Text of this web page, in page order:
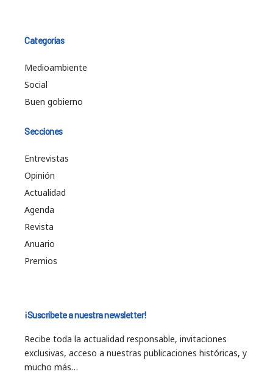
Categorías
Medioambiente
Social
Buen gobierno
Secciones
Entrevistas
Opinión
Actualidad
Agenda
Revista
Anuario
Premios
¡Suscríbete a nuestra newsletter!
Recibe toda la actualidad responsable, invitaciones
exclusivas, acceso a nuestras publicaciones históricas, y
mucho más…